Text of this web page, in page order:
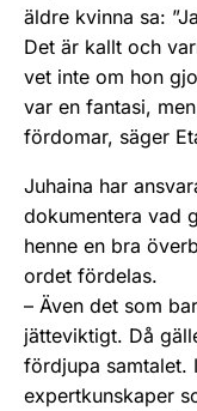
äldre kvinna sa:
Det är kallt och
vet inte om hon
var en fantasi,
fördomar, säger
Juhaina har
dokumentera vad
henne en bra
ordet fördelas.
– Även det som
jätteviktigt. Då
fördjupa samtalet.
expertkunskaper